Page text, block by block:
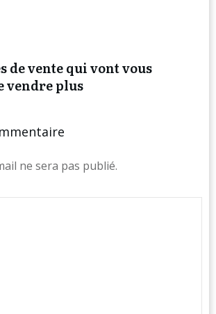
de vente qui vont vous
vendre plus
ne sera pas publié.